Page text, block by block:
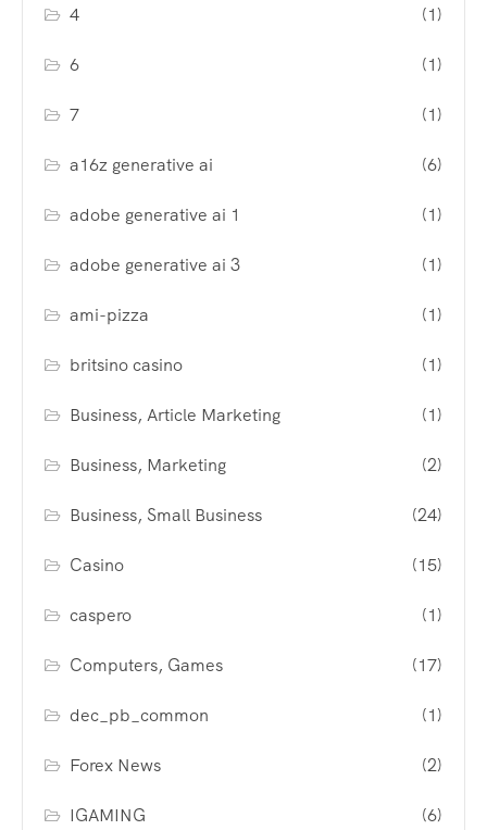
4 (1)
6 (1)
7 (1)
a16z generative ai (6)
adobe generative ai 1 (1)
adobe generative ai 3 (1)
ami-pizza (1)
britsino casino (1)
Business, Article Marketing (1)
Business, Marketing (2)
Business, Small Business (24)
Casino (15)
caspero (1)
Computers, Games (17)
dec_pb_common (1)
Forex News (2)
IGAMING (6)